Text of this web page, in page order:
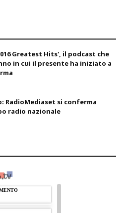
Greatest Hits', il podcast che
in cui il presente ha iniziato a
RadioMediaset si conferma
radio nazionale